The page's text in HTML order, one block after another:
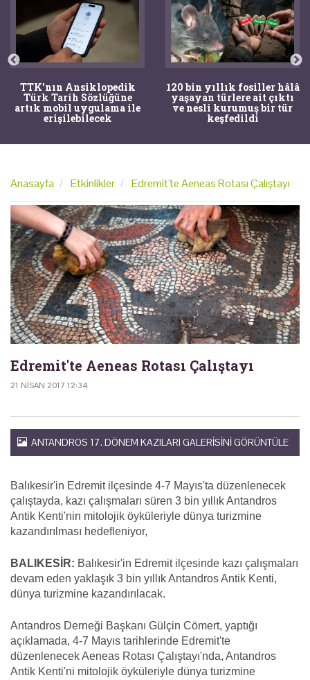
TTK'nın Ansiklopedik
Türk Tarih Sözlüğüne
artık mobil uygulama ile
erişilebilecek
120 bin yıllık fosiller hâlâ
yaşayan türlere ait çıktı
ve nesli kurumuş bir tür
keşfedildi
Anasayfa Etkinlikler Edremit'te Aeneas Rotası Çalıştayı
Edremit'te Aeneas Rotası Çalıştayı
21 NISAN 2017 12:34
ANTANDROS 17. DÖNEM KAZILARI GALERISINI GÖRÜNTÜLE
Balıkesir'in Edremit ilçesinde 4-7 Mayıs'ta düzenlenecek
çalıştayda, kazı çalışmaları süren 3 bin yıllık Antandros
Antik Kenti'nin mitolojik öyküleriyle dünya turizmine
kazandırılması hedefleniyor,
BALIKESİR: Balıkesir'in Edremit ilçesinde kazı çalışmaları
devam eden yaklaşık 3 bin yıllık Antandros Antik Kenti,
dünya turizmine kazandırılacak.
Antandros Derneği Başkanı Gülçin Cömert, yaptığı
açıklamada, 4-7 Mayıs tarihlerinde Edremit'te
düzenlenecek Aeneas Rotası Çalıştayı'nda, Antandros
Antik Kenti'ni mitolojik öyküleriyle dünya turizmine